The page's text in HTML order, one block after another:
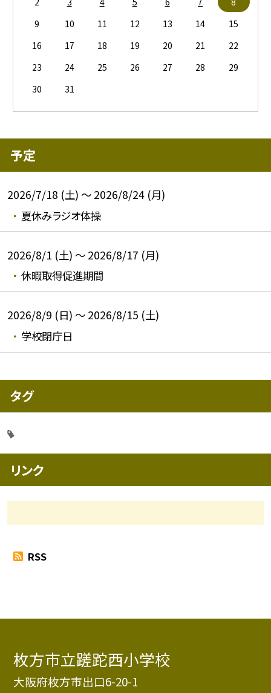
9
10 11 12 13 14
15
16
17 18 19 20 21
22
23
24 25 26 27 28
29
30
31
予定
2026/7/18 (土) ～ 2026/8/24 (月)
夏休みラジオ体操
2026/8/1 (土) ～ 2026/8/17 (月)
休暇取得促進期間
2026/8/9 (日) ～ 2026/8/15 (土)
学校閉庁日
タグ
リンク
RSS
枚方市立蹉跎西小学校
大阪府枚方市出口6-20-1